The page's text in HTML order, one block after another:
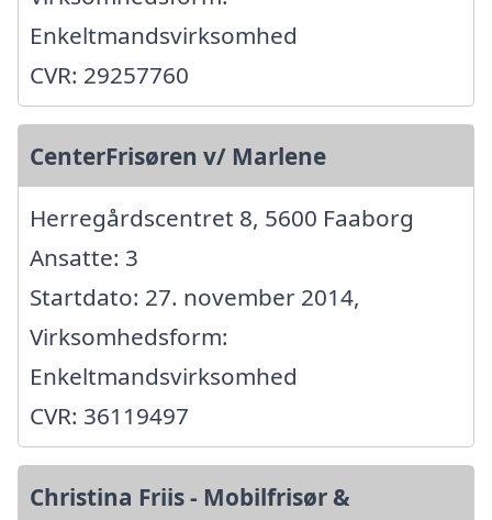
Enkeltmandsvirksomhed
CVR: 29257760
CenterFrisøren v/ Marlene
Herregårdscentret 8, 5600 Faaborg
Ansatte: 3
Startdato: 27. november 2014,
Virksomhedsform:
Enkeltmandsvirksomhed
CVR: 36119497
Christina Friis - Mobilfrisør &